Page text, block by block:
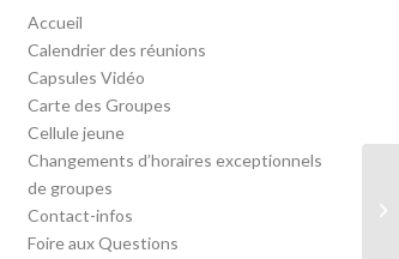
Accueil
Calendrier des réunions
Capsules Vidéo
Carte des Groupes
Cellule jeune
Changements d’horaires exceptionnels
de groupes
Contact-infos
Foire aux Questions